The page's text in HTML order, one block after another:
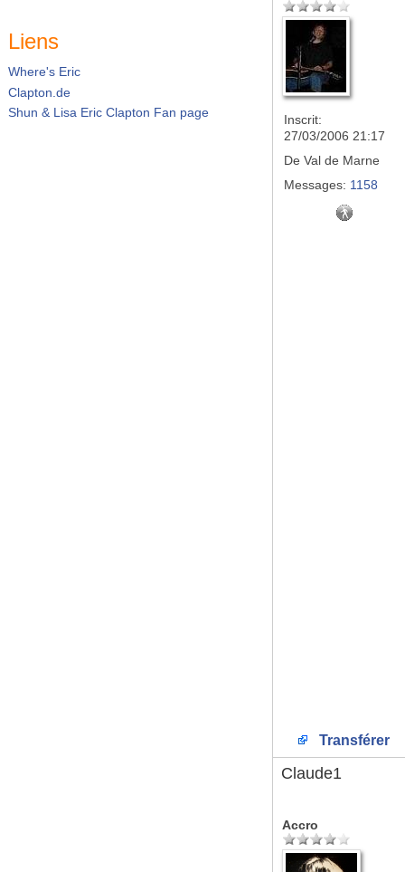
Liens
Where's Eric
Clapton.de
Shun & Lisa Eric Clapton Fan page
Inscrit:
27/03/2006 21:17
De Val de Marne
Messages: 1158
Transférer
Claude1
Accro